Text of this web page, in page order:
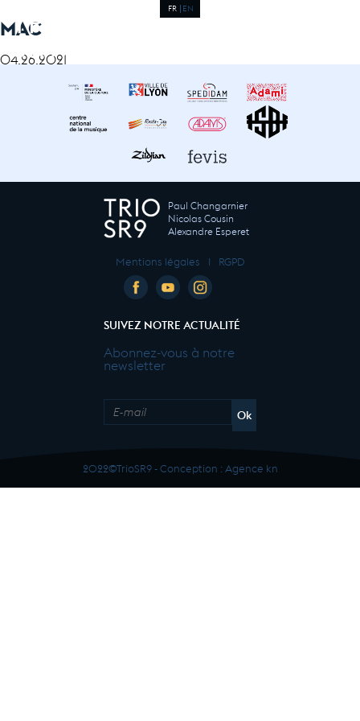
FR EN
MAC
04.26.2021
Paul Changarnier
Nicolas Cousin
Alexandre Esperet
Mentions légales I RGPD
SUIVEZ NOTRE ACTUALITÉ
Abonnez-vous à notre
newsletter
2022©TrioSR9 - Conception : Agence kn